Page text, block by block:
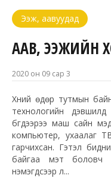
Ээж, аавуудад
ААВ, ЭЭЖИЙН
2020 он 09 сар 3
Хүний өдөр тутмын
технологийн
бүгдээрээ маш сайн
компьютер, ухаалаг
гарчихсан. Гэтэл
байгаа мэт боловч
нэмэгдсээр л...